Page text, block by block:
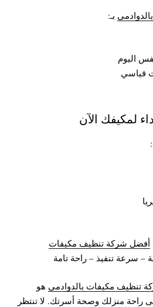
بـ:
اليوم
قياسي
لمكيفك الآن
أفضل شركة تنظيف مكيفات
سرعة تنفيذ – راحة تامة
تنظيف مكيفات بالدوادمي هو
راحة منزلك وصحة أسرتك. لا تنتظر